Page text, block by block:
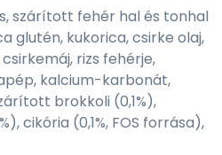
szárított fehér hal és tonhal
glutén, kukorica, csirke olaj,
rizs fehérje,
kalcium-karbonát,
brokkoli (0,1%),
cikória (0,1%, FOS forrása),